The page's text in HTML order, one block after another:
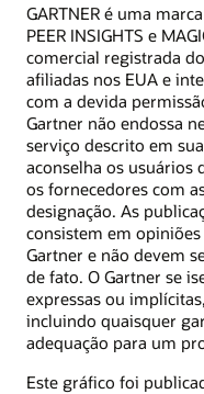
GARTNER é uma
PEER INSIGHTS e
comercial registrada
afiliadas nos EUA e
com a devida
Gartner não endossa
serviço descrito em
aconselha os usuários
os fornecedores com
designação. As
consistem em
Gartner e não devem
de fato. O Gartner se
expressas ou
incluindo quaisquer
adequação para um
Este gráfico foi